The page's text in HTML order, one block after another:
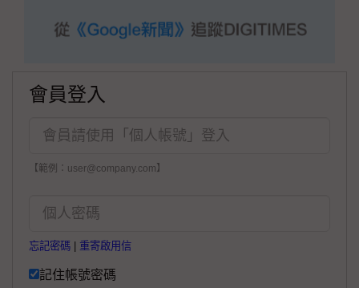
會員登入
【範例：user@company.com】
忘記密碼 重寄啟用信
記住帳號密碼